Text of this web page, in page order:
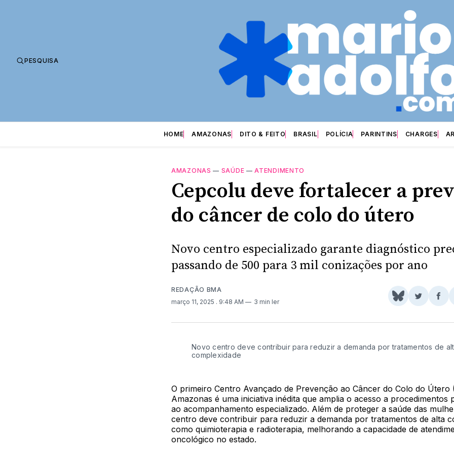
PESQUISA
HOME AMAZONAS DITO & FEITO BRASIL POLÍCIA PARINTINS CHARGES
AMAZONAS — SAÚDE —ATENDIMENTO
Cepcolu deve fortalecer a
do câncer de colo do útero
Novo centro especializado garante diagnóstico
passando de 500 para 3 mil conizações por ano
REDAÇÃO BMA
março 11, 2025 . 9:48 AM 3 min ler
Share
BlueSkyTwitter
Novo centro deve contribuir para reduzir a demanda por tratamentos de
complexidade
O primeiro Centro Avançado de Prevenção ao Câncer do Colo do Útero
Amazonas é uma iniciativa inédita que amplia o acesso a procedimentos
ao acompanhamento especializado. Além de proteger a saúde das
centro deve contribuir para reduzir a demanda por tratamentos de alta
como quimioterapia e radioterapia, melhorando a capacidade de
oncológico no estado.